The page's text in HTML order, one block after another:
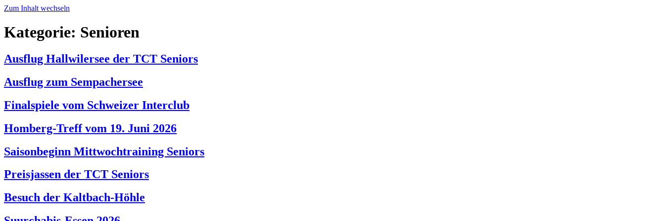
Zum Inhalt wechseln
Kategorie: Senioren
Ausflug Hallwilersee der TCT Seniors
Ausflug zum Sempachersee
Finalspiele vom Schweizer Interclub
Homberg-Treff vom 19. Juni 2026
Saisonbeginn Mittwochtraining Seniors
Preisjassen der TCT Seniors
Besuch der Kaltbach-Höhle